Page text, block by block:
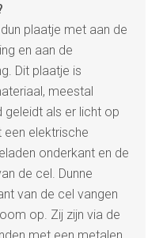
plaatje met aan de
en aan de
Dit plaatje is
meestal
geleidt als er licht op
elektrische
onderkant en de
de cel. Dunne
van de cel vangen
op. Zij zijn via de